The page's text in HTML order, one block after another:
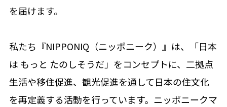
を届けます。
私たち『NIPPONIQ（ニッポニーク）』は、「日本
は もっと たのしそうだ」をコンセプトに、二拠点
生活や移住促進、観光促進を通して日本の住文化
を再定義する活動を行っています。ニッポニークマ